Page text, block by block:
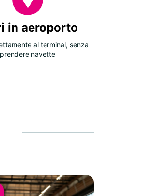
in aeroporto
al terminal, senza
prendere navette